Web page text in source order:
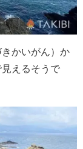
かいがん）か
えるそうで